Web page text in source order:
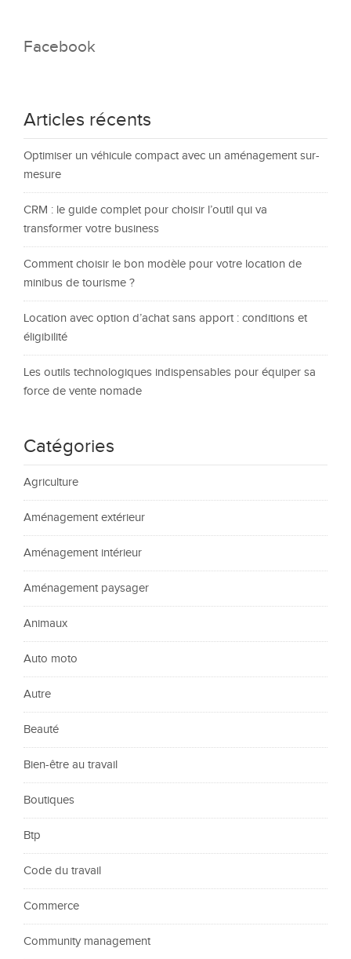
Facebook
Articles récents
Optimiser un véhicule compact avec un aménagement sur-
mesure
CRM : le guide complet pour choisir l’outil qui va
transformer votre business
Comment choisir le bon modèle pour votre location de
minibus de tourisme ?
Location avec option d’achat sans apport : conditions et
éligibilité
Les outils technologiques indispensables pour équiper sa
force de vente nomade
Catégories
Agriculture
Aménagement extérieur
Aménagement intérieur
Aménagement paysager
Animaux
Auto moto
Autre
Beauté
Bien-être au travail
Boutiques
Btp
Code du travail
Commerce
Community management